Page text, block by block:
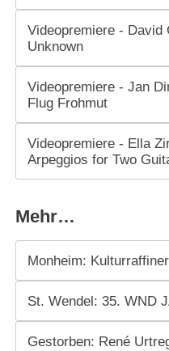
Videopremiere - David
Unknown
Videopremiere - Jan
Flug Frohmut
Videopremiere - Ella
Arpeggios for Two
Mehr…
Monheim:
St. Wendel: 35. WND
Gestorben: René